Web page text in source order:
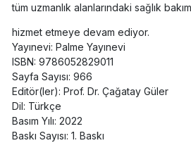
tüm uzmanlık alanlarındaki sağlık
hizmet etmeye devam ediyor.
Yayınevi: Palme Yayınevi
ISBN: 9786052829011
Sayfa Sayısı: 966
Editör(ler): Prof. Dr. Çağatay Güler
Dil: Türkçe
Basım Yılı: 2022
Baskı Sayısı: 1. Baskı